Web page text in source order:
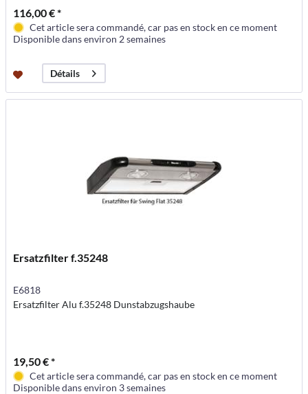
116,00 € *
Cet article sera commandé, car pas en stock en ce moment
Disponible dans environ 2 semaines
Détails
Ersatzfilter f.35248
E6818
Ersatzfilter Alu f.35248 Dunstabzugshaube
19,50 € *
Cet article sera commandé, car pas en stock en ce moment
Disponible dans environ 3 semaines